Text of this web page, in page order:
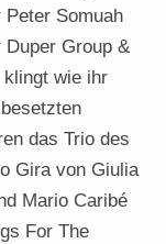
Somuah
Duper Group &
klingt wie ihr
das Trio des
Gira von Giulia
Mario Caribé
For The